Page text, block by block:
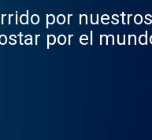
por
por el